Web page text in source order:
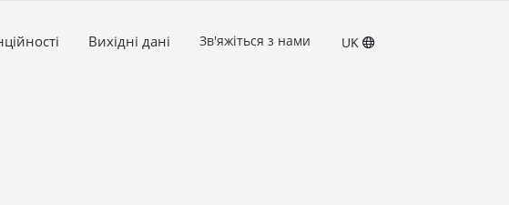
Вихідні дані Зв'яжіться з нами UK